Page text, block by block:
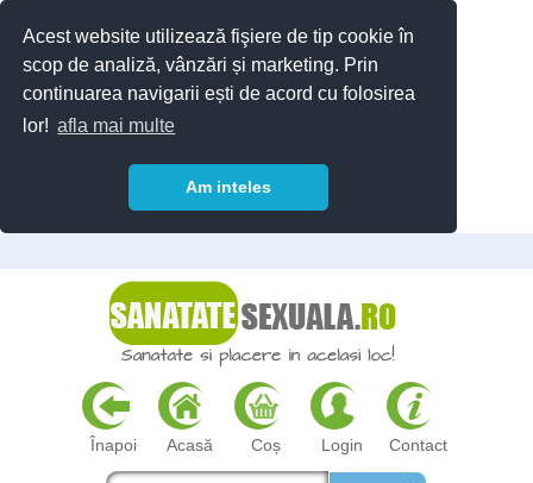
Acest website utilizează fişiere de tip cookie în
scop de analiză, vânzări și marketing. Prin
continuarea navigarii ești de acord cu folosirea
lor! afla mai multe
Am inteles
Înapoi Acasă Coș Login Contact